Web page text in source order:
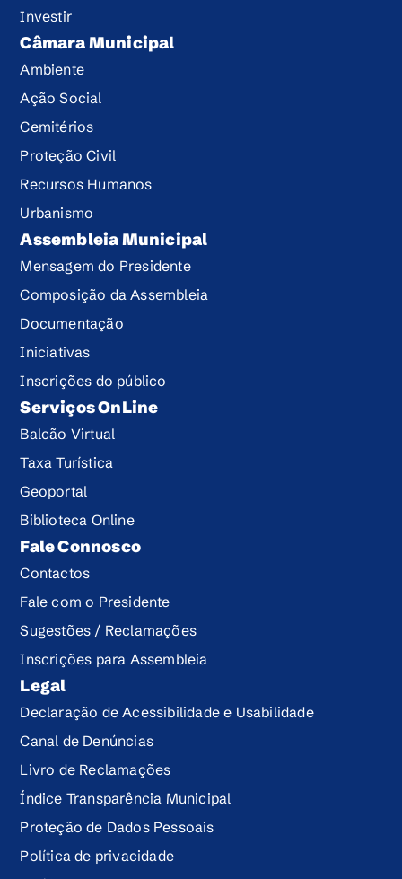
Investir
Câmara Municipal
Ambiente
Ação Social
Cemitérios
Proteção Civil
Recursos Humanos
Urbanismo
Assembleia Municipal
Mensagem do Presidente
Composição da Assembleia
Documentação
Iniciativas
Inscrições do público
Serviços OnLine
Balcão Virtual
Taxa Turística
Geoportal
Biblioteca Online
Fale Connosco
Contactos
Fale com o Presidente
Sugestões / Reclamações
Inscrições para Assembleia
Legal
Declaração de Acessibilidade e Usabilidade
Canal de Denúncias
Livro de Reclamações
Índice Transparência Municipal
Proteção de Dados Pessoais
Política de privacidade